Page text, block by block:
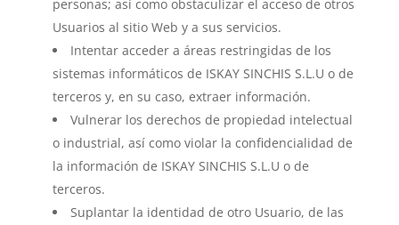
personas; así como obstaculizar el acceso de otros
Usuarios al sitio Web y a sus servicios.
Intentar acceder a áreas restringidas de los
sistemas informáticos de ISKAY SINCHIS S.L.U o de
terceros y, en su caso, extraer información.
Vulnerar los derechos de propiedad intelectual
o industrial, así como violar la confidencialidad de
la información de ISKAY SINCHIS S.L.U o de
terceros.
Suplantar la identidad de otro Usuario, de las